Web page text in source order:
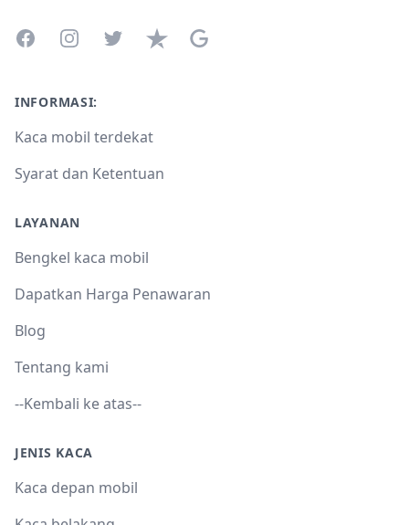
FacebookInstagramTwitterTrustpilotGoogle Business Profile
INFORMASI:
Kaca mobil terdekat
Syarat dan Ketentuan
LAYANAN
Bengkel kaca mobil
Dapatkan Harga Penawaran
Blog
Tentang kami
--Kembali ke atas--
JENIS KACA
Kaca depan mobil